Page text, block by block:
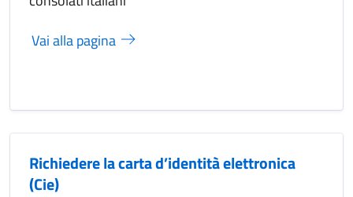
Vai alla pagina
Richiedere la carta d’identità elettronica
(Cie)